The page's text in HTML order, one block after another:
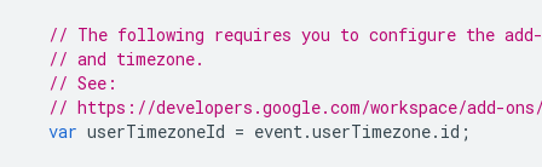
// The following requires you to configure the
// and timezone.
// See:
// https://developers.google.com/workspace/add-
var userTimezoneId = event.userTimezone. id ;